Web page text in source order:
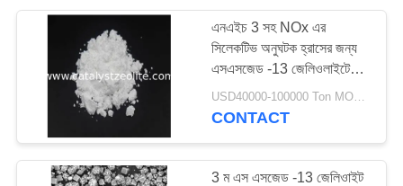
এনএইচ 3 সহ NOx এর
সিলেকটিভ অনুঘটক হ্রাসের জন্য
এসএসজেড -13 জেলিওলাইটে
সিউ 2 + আইনের প্রকৃতিতে
অনুসন্ধান
USD40000-100000 Ton MOQ:1 কিলোগ্রাম
CONTACT
3 ম এস এসজেড -13 জেলিওাইট